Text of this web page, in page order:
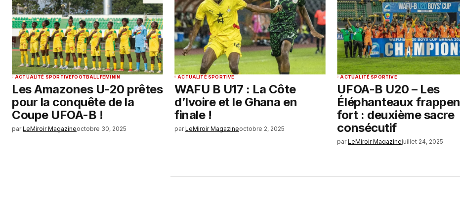
ACTUALITÉ SPORTIVEFOOTBALL FEMININ
Les Amazones U-20 prêtes
pour la conquête de la
Coupe UFOA-B !
par LeMiroir Magazineoctobre 30, 2025
ACTUALITÉ SPORTIVE
WAFU B U17 : La Côte
d’Ivoire et le Ghana en
finale !
par LeMiroir Magazineoctobre 2, 2025
ACTUALITÉ SPORTIVE
UFOA-B U20 – Les
Éléphanteaux
fort : deuxième sacre
consécutif
par LeMiroir Magazinejuillet 24, 2025